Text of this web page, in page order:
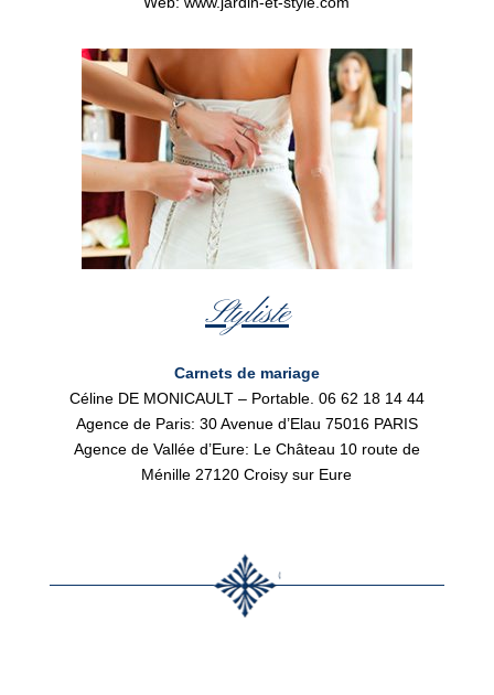
Styliste
Carnets de mariage
Céline DE MONICAULT – Portable. 06 62 18 14 44
Agence de Paris: 30 Avenue d’Elau 75016 PARIS
Agence de Vallée d’Eure: Le Château 10 route de
Ménille 27120 Croisy sur Eure